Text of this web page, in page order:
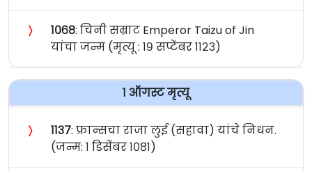
〉 १०६८: चिनी सम्राट Emperor Taizu of Jin
यांचा जन्म (मृत्यू : १९ सप्टेंबर ११२३)
१ ऑगस्ट मृत्यू
〉 ११३७: फ्रान्सचा राजा लुई (सहावा) यांचे निधन.
(जन्म: १ डिसेंबर १०८१)